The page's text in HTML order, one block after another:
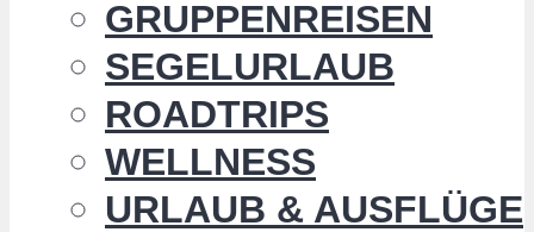
GRUPPENREISEN
SEGELURLAUB
ROADTRIPS
WELLNESS
URLAUB & AUSFLÜGE